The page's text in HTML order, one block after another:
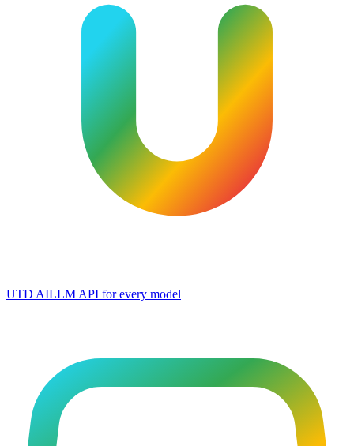
UTD AILLM API for every model